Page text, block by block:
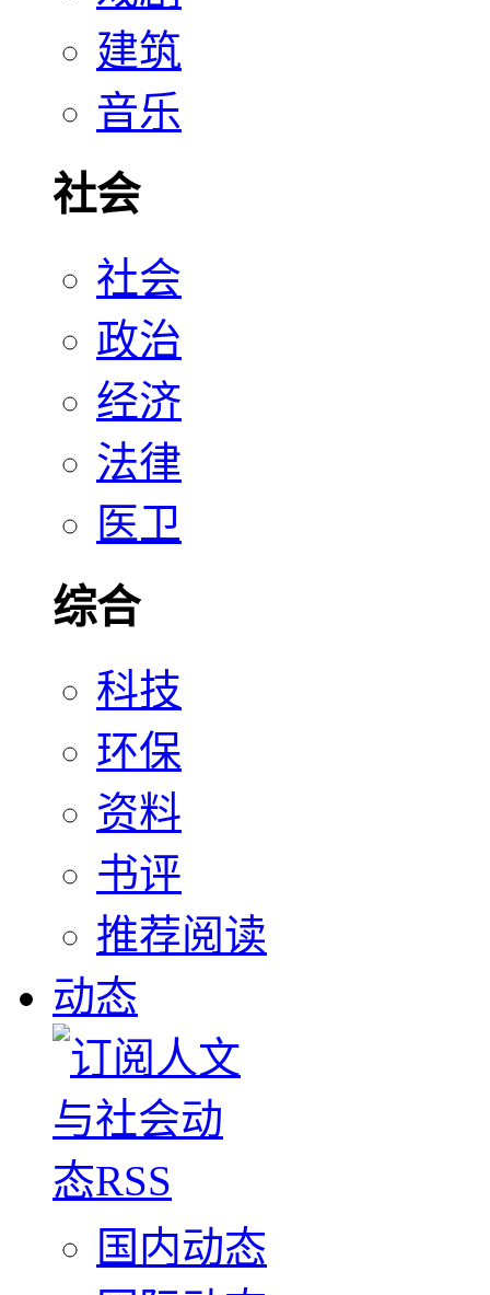
建筑
音乐
社会
社会
政治
经济
法律
医卫
综合
科技
环保
资料
书评
推荐阅读
动态
国内动态